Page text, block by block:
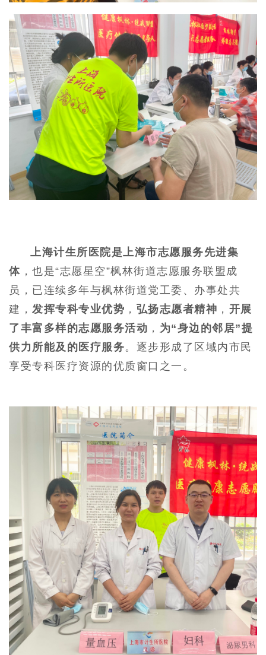
上海计生所医院是上海市志愿服务先进集
体 ，也是“志愿星空”枫林街道志愿服务联盟成
员，已连续多年与枫林街道党工委、办事处共
建， 发挥专科专业优势 ， 弘扬志愿者精神 ， 开展
了丰富多样的志愿服务活动 ， 为“身边的邻居”提
供力所能及的医疗服务。逐步形成了区域内市民
享受专科医疗资源的优质窗口之一。